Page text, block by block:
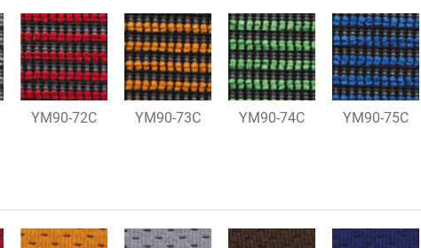
YM90-72C YM90-73C YM90-74C YM90-75C